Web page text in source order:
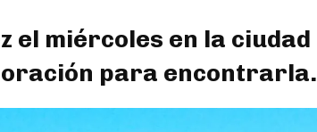
el miércoles en la ciudad
para encontrarla.